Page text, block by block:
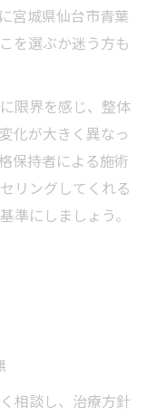
宮城県仙台市青葉
を選ぶか迷う方も
限界を感じ、整体
化が大きく異なっ
保持者による施術
リングしてくれる
準にしましょう。
相談し、治療方針